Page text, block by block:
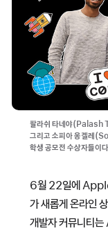
팔라쉬 타네야
그리고 소피아 옹겔
학생 공모전 수상자들이
6월 22일에
가 새롭게 온라인
개발자 커뮤니